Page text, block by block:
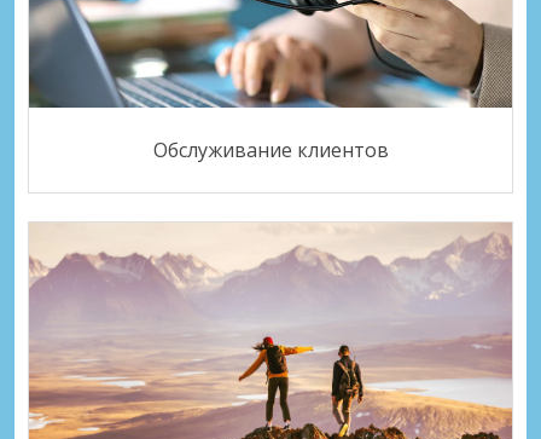
Обслуживание клиентов